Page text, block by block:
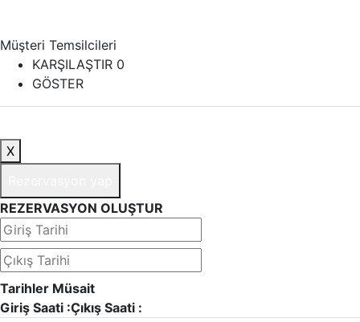
Müşteri Temsilcileri
KARŞILAŞTIR 0
GÖSTER
X
REZERVASYON OLUŞTUR
Tarihler Müsait
Giriş Saati :Çıkış Saati :